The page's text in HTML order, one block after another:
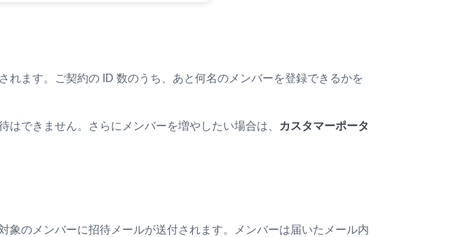
れます。ご契約の ID 数のうち、あと何名のメンバーを登録できるかを
はできません。さらにメンバーを増やしたい場合は、 カスタマーポータ
象のメンバーに招待メールが送付されます。メンバーは届いたメール内